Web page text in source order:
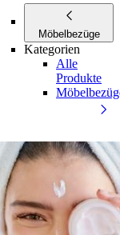
Möbelbezüge
Kategorien
Alle
Produkte